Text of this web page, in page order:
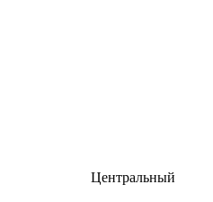
Центральный